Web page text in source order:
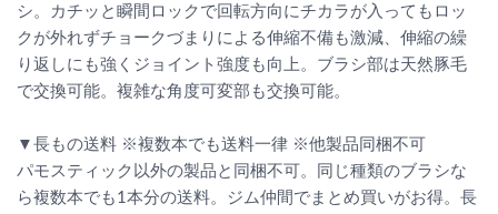
シ。カチッと瞬間ロックで回転方向にチカラが入ってもロッ
クが外れずチョークづまりによる伸縮不備も激減、伸縮の繰
り返しにも強くジョイント強度も向上。ブラシ部は天然豚毛
で交換可能。複雑な角度可変部も交換可能。
▼長もの送料 ※複数本でも送料一律 ※他製品同梱不可
パモスティック以外の製品と同梱不可。同じ種類のブラシな
ら複数本でも1本分の送料。ジム仲間でまとめ買いがお得。長